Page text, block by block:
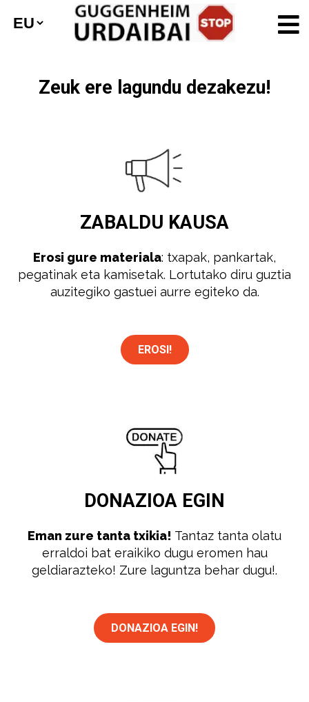
Zeuk ere lagundu dezakezu!
ZABALDU KAUSA
Erosi gure materiala: txapak, pankartak,
pegatinak eta kamisetak. Lortutako diru guztia
auzitegiko gastuei aurre egiteko da.
EROSI!
DONAZIOA EGIN
Eman zure tanta txikia! Tantaz tanta olatu
erraldoi bat eraikiko dugu eromen hau
geldiarazteko! Zure laguntza behar dugu!.
DONAZIOA EGIN!